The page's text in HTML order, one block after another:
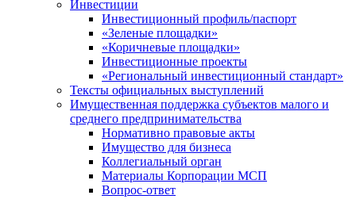
Инвестиции
Инвестиционный профиль/паспорт
«Зеленые площадки»
«Коричневые площадки»
Инвестиционные проекты
«Региональный инвестиционный стандарт»
Тексты официальных выступлений
Имущественная поддержка субъектов малого и
среднего предпринимательства
Нормативно правовые акты
Имущество для бизнеса
Коллегиальный орган
Материалы Корпорации МСП
Вопрос-ответ